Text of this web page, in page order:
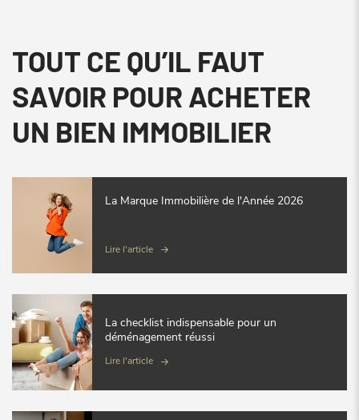
TOUT CE QU’IL FAUT
SAVOIR POUR ACHETER
UN BIEN IMMOBILIER
La Marque Immobilière de l'Année 2026
Lire l'article
La checklist indispensable pour un
déménagement réussi
Lire l'article